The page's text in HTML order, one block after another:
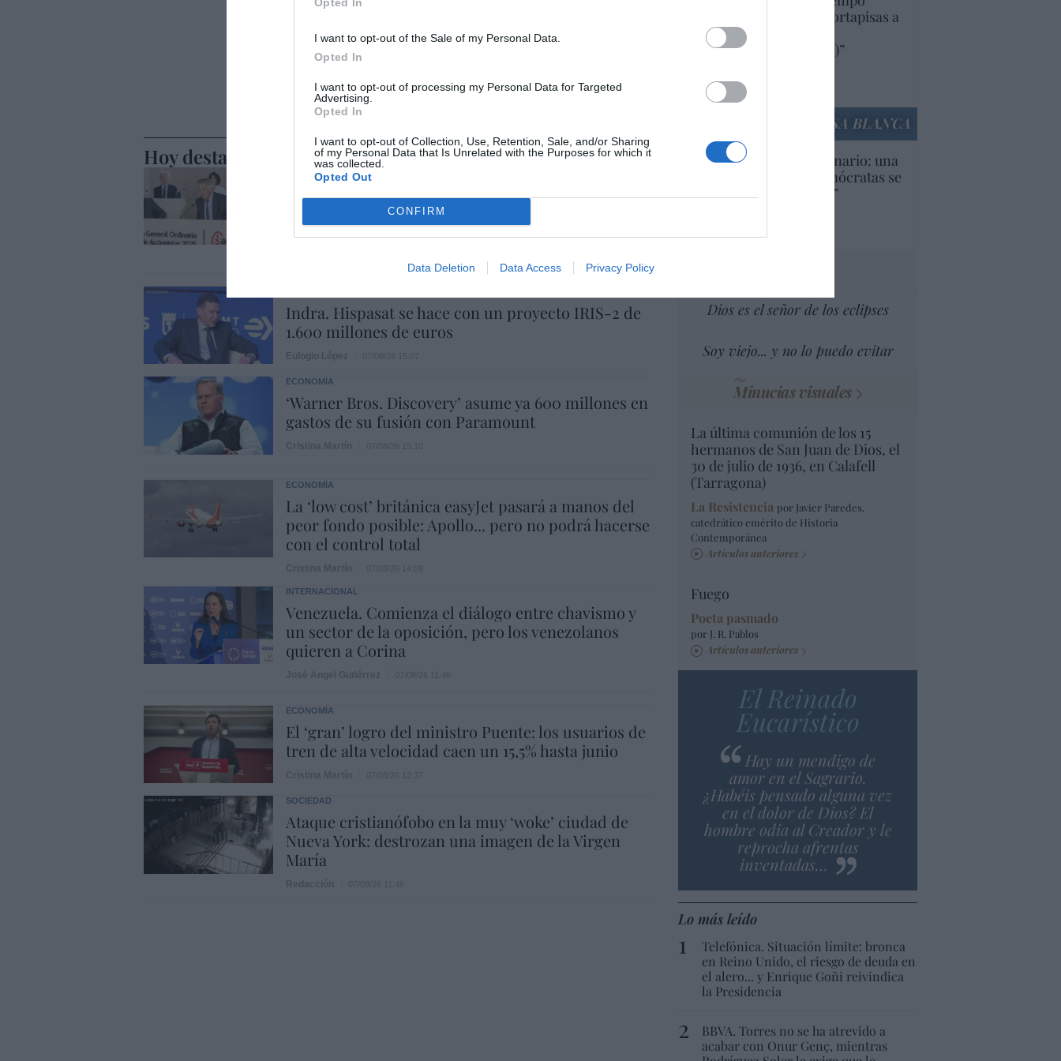
I want to opt-out of the Sale of my Personal Data.
Opted In
I want to opt-out of processing my Personal Data for Targeted
Advertising.
Opted In
I want to opt-out of Collection, Use, Retention, Sale, and/or Sharing
of my Personal Data that Is Unrelated with the Purposes for which it
was collected.
Opted Out
CONFIRM
Data Deletion Data Access Privacy Policy
Hoy destacamos
ECONOMÍA
El divorcio imposible de los Entrecanales: deuda al
alza, cotización a la baja y reputación en
entredicho
Indra. Hispasat se hace con un proyecto IRIS-2 de
1.600 millones de euros
ECONOMÍA
‘Warner Bros. Discovery’ asume ya 600 millones en
gastos de su fusión con Paramount
ECONOMÍA
La ‘low cost’ británica easyJet pasará a manos del
peor fondo posible: Apollo... pero no podrá hacerse
con el control total
INTERNACIONAL
Venezuela. Comienza el diálogo entre chavismo y
un sector de la oposición, pero los venezolanos
quieren a Corina
ECONOMÍA
El ‘gran’ logro del ministro Puente: los usuarios de
tren de alta velocidad caen un 15,5% hasta junio
SOCIEDAD
Ataque cristianófobo en la muy ‘woke’ ciudad de
Nueva York: destrozan una imagen de la Virgen
María
poniendo aranceles y cortapisas a
productos y compañías
americanas (y europeas)”
Artículos anteriores
LA CASA BLANCA
EEUU. Inquietante escenario: una
tercera parte de los demócratas se
define como “socialista”
Dios es el señor de los eclipses
Soy viejo... y no lo puedo evitar
Minucias visuales
La última comunión de los 15
hermanos de San Juan de Dios, el
30 de julio de 1936, en Calafell
(Tarragona)
La Resistencia por Javier Paredes,
catedrático emérito de Historia
Contemporánea
Artículos anteriores
Fuego
Poeta pasmado
por J. R. Pablos
Artículos anteriores
El Reinado
Eucarístico
Hay un mendigo de
amor en el Sagrario.
¿Habéis pensado alguna vez
en el dolor de Dios? El
hombre odia al Creador y le
reprocha afrentas
inventadas…
Lo más leído
Telefónica. Situación límite: bronca
en Reino Unido, el riesgo de deuda en
el alero... y Enrique Goñi reivindica
la Presidencia
BBVA. Torres no se ha atrevido a
acabar con Onur Genç, mientras